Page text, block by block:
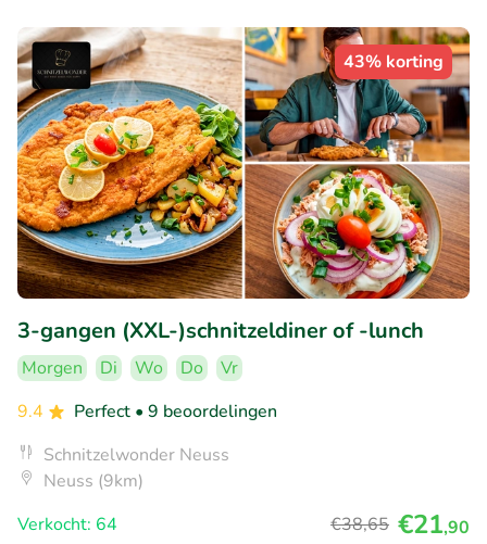
43% korting
3-gangen (XXL-)schnitzeldiner of -lunch
Morgen Di Wo Do
Vr
9.4
Perfect • 9 beoordelingen
Schnitzelwonder Neuss
Neuss (9km)
Verkocht: 64
€38,65 €21,90